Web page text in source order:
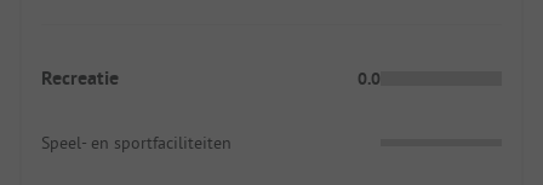
Recreatie 0.0
Speel- en sportfaciliteiten